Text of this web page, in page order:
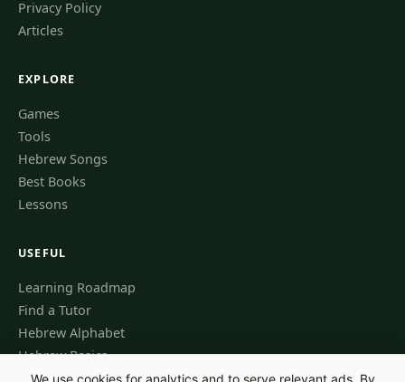
We use cookies for analytics and to serve relevant ads. By
Privacy Policy
Articles
EXPLORE
Games
Tools
Hebrew Songs
Best Books
Lessons
USEFUL
Learning Roadmap
Find a Tutor
Hebrew Alphabet
Hebrew Basics